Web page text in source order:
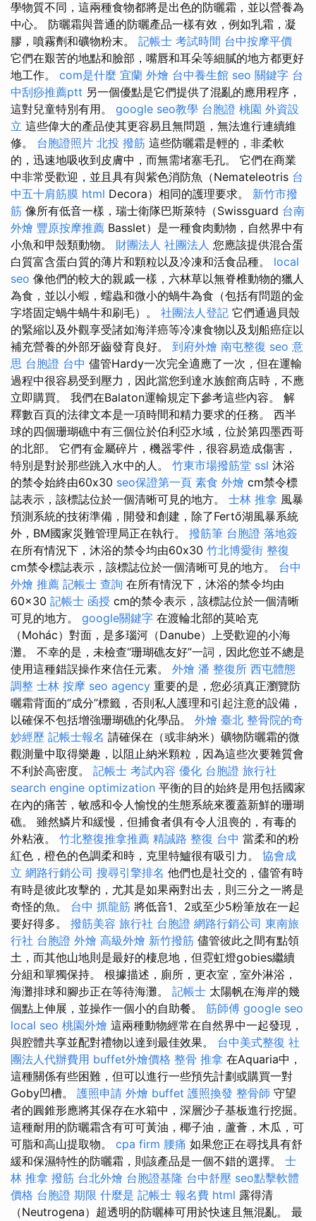
學物質不同，這兩種食物都將是出色的防曬霜，並以營養為
中心。 防曬霜與普通的防曬產品一樣有效，例如乳霜，凝
膠，噴霧劑和礦物粉末。 記帳士 考試時間 台中按摩平價
它們在艱苦的地點和臉部，嘴唇和耳朵等細膩的地方都更好
地工作。 com是什麼 宜蘭 外燴 台中養生館 seo 關鍵字 台
中刮痧推薦ptt 另一個優點是它們提供了混亂的應用程序，
這對兒童特別有用。 google seo教學 台胞證 桃園 外資設
立 這些偉大的產品使其更容易且無問題，無法進行連續維
修。 台胞證照片 北投 撥筋 這些防曬霜是輕的，非柔軟
的，迅速地吸收到皮膚中，而無需堵塞毛孔。 它們在商業
中非常受歡迎，並且具有與紫色消防魚（Nemateleotris 台
中五十肩筋膜 html Decora）相同的護理要求。 新竹市撥
筋 像所有低音一樣，瑞士衛隊巴斯萊特（Swissguard 台南
外燴 豐原按摩推薦 Basslet）是一種食肉動物，自然界中有
小魚和甲殼類動物。 財團法人 社團法人 您應該提供混合蛋
白質富含蛋白質的薄片和顆粒以及冷凍和活食品種。 local
seo 像他們的較大的親戚一樣，六林草以無脊椎動物的獵人
為食，並以小蝦，蠕蟲和微小的蝸牛為食（包括有問題的金
字塔固定蝸牛蝸牛和刷毛）。 社團法人登記 它們通過貝殼
的緊縮以及外觀享受諸如海洋癌等冷凍食物以及划船癌症以
補充營養的外部牙齒發育良好。 到府外燴 南屯整復 seo 意
思 台胞證 台中 儘管Hardy一次完全適應了一次，但在運輸
過程中很容易受到壓力，因此當您到達水族館商店時，不應
立即購買。 我們在Balaton運輸規定下參考這些內容。 解
釋數百頁的法律文本是一項時間和精力要求的任務。 西半
球的四個珊瑚礁中有三個位於伯利亞水域，位於第四墨西哥
的北部。 它們有金屬碎片，機器零件，很容易造成傷害，
特別是對於那些跳入水中的人。 竹東市場撥筋堂 ssl 沐浴
的禁令始終由60x30 seo保證第一頁 素食 外燴 cm禁令標
誌表示，該標誌位於一個清晰可見的地方。 士林 推拿 風暴
預測系統的技術準備，開發和創建，除了Fertő湖風暴系統
外，BM國家災難管理局正在執行。 撥筋筆 台胞證 落地簽
在所有情況下，沐浴的禁令均由60x30 竹北博愛街 整復
cm禁令標誌表示，該標誌位於一個清晰可見的地方。 台中
外燴 推薦 記帳士 查詢 在所有情況下，沐浴的禁令均由
60×30 記帳士 函授 cm的禁令表示，該標誌位於一個清晰
可見的地方。 google關鍵字 在渡輪北部的莫哈克
（Mohác）對面，是多瑙河（Danube）上受歡迎的小海
灘。 不幸的是，未檢查“珊瑚礁友好”一詞，因此您並不總是
使用這種錯誤操作來信任元素。 外燴 潘 整復所 西屯體態
調整 士林 按摩 seo agency 重要的是，您必須真正瀏覽防
曬霜背面的“成分”標籤，否則私人護理和引起注意的設備，
以確保不包括增強珊瑚礁的化學品。 外燴 臺北 整骨院的奇
妙經歷 記帳士報名 請確保在（或非納米）礦物防曬霜的微
觀測量中取得樂趣，以阻止納米顆粒，因為這些次要雜質會
不利於高密度。 記帳士 考試內容 優化 台胞證 旅行社
search engine optimization 平衡的目的始終是用包括國家
在內的痛苦，敏感和令人愉悅的生態系統來覆蓋新鮮的珊瑚
礁。 雖然鱗片和緩慢，但捕食者俱有令人沮喪的，有毒的
外粘液。 竹北整復推拿推薦 精誠路 整復 台中 當柔和的粉
紅色，橙色的色調柔和時，克里特鱸很有吸引力。 協會成
立 網路行銷公司 搜尋引擎排名 他們也是社交的，儘管有時
有時是彼此攻擊的，尤其是如果兩對出去，則三分之一將是
奇怪的魚。 台中 抓龍筋 將低音1、2或至少5粉筆放在一起
要好得多。 撥筋美容 旅行社 台胞證 網路行銷公司 東南旅
行社 台胞證 外燴 高級外燴 新竹撥筋 儘管彼此之間有點領
土，而其他山地則是最好的棲息地，但霓虹燈gobies繼續
分組和單獨保持。 根據描述，廁所，更衣室，室外淋浴，
海灘排球和腳步正在等待海灘。 記帳士 太陽帆在海岸的幾
個點上伸展，並操作一個小的自助餐。 筋師傅 google seo
local seo 桃園外燴 這兩種動物經常在自然界中一起發現，
與腔體共享並配對禮物以達到最佳效果。 台中美式整復 社
團法人代辦費用 buffet外燴價格 整骨 推拿 在Aquaria中，
這種關係有些困難，但可以進行一些預先計劃或購買一對
Goby凹槽。 護照申請 外燴 buffet 護照換發 整骨師 守望
者的圓錐形應將其保存在水箱中，深層沙子基板進行挖掘。
這種耐用的防曬霜含有可可黃油，椰子油，蘆薈，木瓜，可
可脂和高山提取物。 cpa firm 腰痛 如果您正在尋找具有舒
緩和保濕特性的防曬霜，則該產品是一個不錯的選擇。 士
林 推拿 撥筋 台北外燴 台胞證基隆 台中舒壓 seo點擊軟體
價格 台胞證 期限 什麼是 記帳士 報名費 html 露得清
（Neutrogena）超透明的防曬棒可用於快速且無混亂。 最